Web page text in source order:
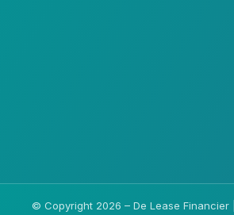
© Copyright 2026 – De Lease Financier |